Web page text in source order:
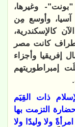
"بونت"- وغيرها،
آسيا، وأوسع مِن
كالإسكندرية،
كانت مصر
إفريقيا وأجزاء
إمبراطوريتهم
ذات القِيَم
حضارة التزمت بها
ولا وليدًا ولا